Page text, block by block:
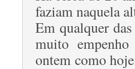
faziam naquela
Em qualquer
muito
ontem como